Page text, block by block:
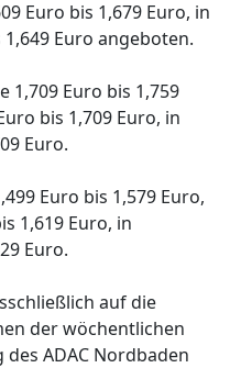
Euro bis 1,679 Euro, in
Euro angeboten.
1,709 Euro bis 1,759
bis 1,709 Euro, in
Euro.
Euro bis 1,579 Euro,
1,619 Euro, in
Euro.
auf die
der wöchentlichen
ADAC Nordbaden